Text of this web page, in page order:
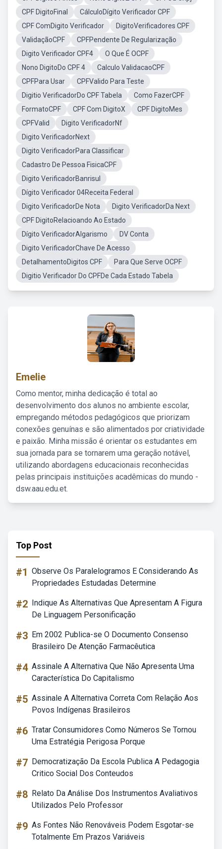
CPF DigitoFinal
CálculoDígito Verificador CPF
CPF ComDigito Verificador
DigitoVerificadores CPF
ValidaçãoCPF
CPFPendente De Regularização
Digito Verificador CPF4
O Que É OCPF
Nono DigitoDo CPF 4
Calculo ValidacaoCPF
CPFPara Usar
CPFValido Para Teste
Digitio VerificadorDo CPF Tabela
Como FazerCPF
FormatoCPF
CPF Com DigitoX
CPF DigitoMes
CPFValid
Digito VerificadorNf
Digito VerificadorNext
Digito VerificadorPara Classificar
Cadastro De Pessoa FisicaCPF
Digito VerificadorBanrisul
Dígito Verificador 04Receita Federal
Digito VerificadorDe Nota
Digito VerificadorDa Next
CPF DigitoRelacioando Ao Estado
Dígito VerificadorAlgarismo
DV Conta
Digito VerificadorChave De Acesso
DetalhamentoDigitos CPF
Para Que Serve OCPF
Digitio Verificador Do CPFDe Cada Estado Tabela
Emelie
Como mentor, minha dedicação é total ao
desenvolvimento dos alunos no ambiente escolar,
empregando métodos pedagógicos que priorizam
conexões genuínas e são alimentados por criatividade
e paixão. Minha missão é orientar os estudantes em
sua jornada para se tornarem uma geração notável,
utilizando abordagens educacionais reconhecidas
pelas principais instituições acadêmicas do mundo -
dsw.aau.edu.et.
Top Post
#1 Observe Os Paralelogramos E Considerando As
Propriedades Estudadas Determine
#2 Indique As Alternativas Que Apresentam A Figura
De Linguagem Personificação
#3 Em 2002 Publica-se O Documento Consenso
Brasileiro De Atenção Farmacêutica
#4 Assinale A Alternativa Que Não Apresenta Uma
Característica Do Capitalismo
#5 Assinale A Alternativa Correta Com Relação Aos
Povos Indígenas Brasileiros
#6 Tratar Consumidores Como Números Se Tornou
Uma Estratégia Perigosa Porque
#7 Democratização Da Escola Publica A Pedagogia
Critico Social Dos Conteudos
#8 Relato Da Análise Dos Instrumentos Avaliativos
Utilizados Pelo Professor
#9 As Fontes Não Renováveis Podem Esgotar-se
Totalmente Em Prazos Variáveis